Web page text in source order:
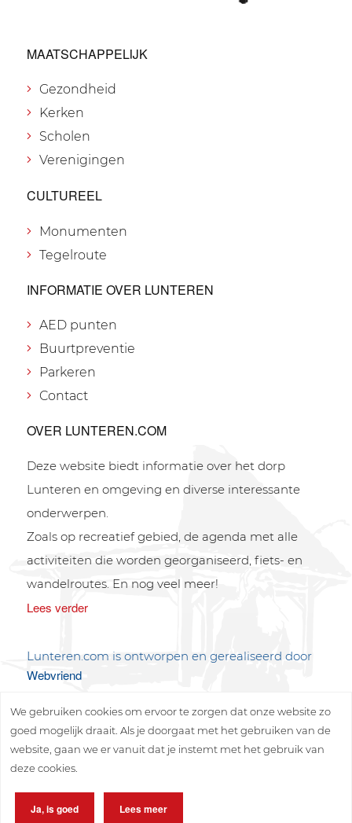
MAATSCHAPPELIJK
Gezondheid
Kerken
Scholen
Verenigingen
CULTUREEL
Monumenten
Tegelroute
INFORMATIE OVER LUNTEREN
AED punten
Buurtpreventie
Parkeren
Contact
OVER LUNTEREN.COM
Deze website biedt informatie over het dorp
Lunteren en omgeving en diverse interessante
onderwerpen.
Zoals op recreatief gebied, de agenda met alle
activiteiten die worden georganiseerd, fiets- en
wandelroutes. En nog veel meer!
Lees verder
Lunteren.com is ontworpen en gerealiseerd door
Webvriend
We gebruiken cookies om ervoor te zorgen dat onze website zo
goed mogelijk draait. Als je doorgaat met het gebruiken van de
website, gaan we er vanuit dat je instemt met het gebruik van
deze cookies.
Ja, is goed Lees meer